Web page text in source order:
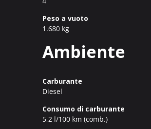
Peso a vuoto
1.680 kg
Ambiente
Carburante
Diesel
Consumo di carburante
5,2 l/100 km (comb.)